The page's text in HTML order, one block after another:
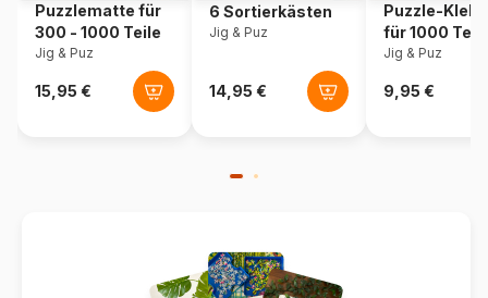
Puzzlematte für
300 - 1000 Teile
Jig & Puz
6 Sortierkästen
Jig & Puz
Puzzle-
für 1000
Jig & Puz